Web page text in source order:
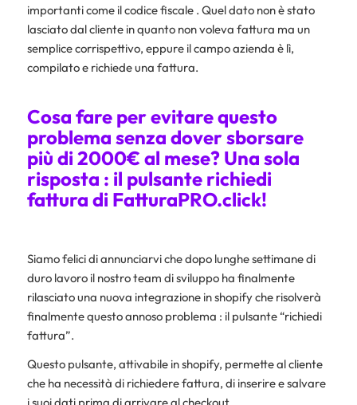
importanti come il codice fiscale . Quel dato non è stato
lasciato dal cliente in quanto non voleva fattura ma un
semplice corrispettivo, eppure il campo azienda è lì,
compilato e richiede una fattura.
Cosa fare per evitare questo
problema senza dover sborsare
più di 2000€ al mese? Una sola
risposta : il pulsante richiedi
fattura di FatturaPRO.click!
Siamo felici di annunciarvi che dopo lunghe settimane di
duro lavoro il nostro team di sviluppo ha finalmente
rilasciato una nuova integrazione in shopify che risolverà
finalmente questo annoso problema : il pulsante “richiedi
fattura”.
Questo pulsante, attivabile in shopify, permette al cliente
che ha necessità di richiedere fattura, di inserire e salvare